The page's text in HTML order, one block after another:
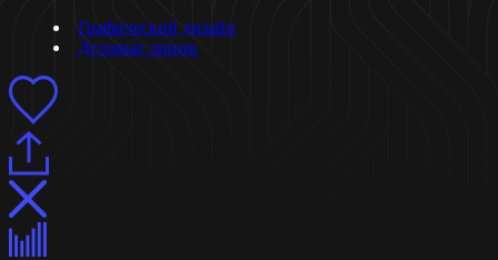
Графический дизайн
Деловые линии